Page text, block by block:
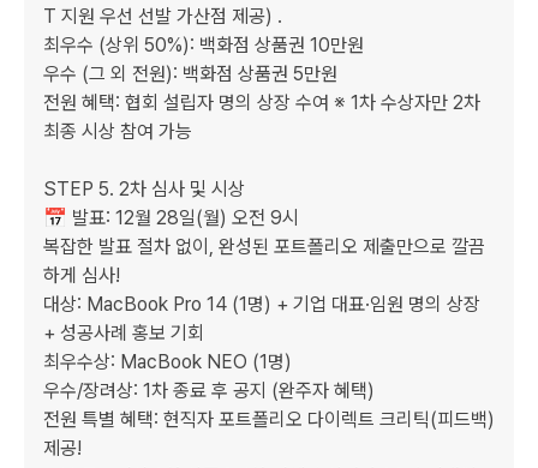
T 지원 우선 선발 가산점 제공) .
최우수 (상위 50%): 백화점 상품권 10만원
우수 (그 외 전원): 백화점 상품권 5만원
전원 혜택: 협회 설립자 명의 상장 수여 ※ 1차 수상자만 2차
최종 시상 참여 가능
STEP 5. 2차 심사 및 시상
📅 발표: 12월 28일(월) 오전 9시
복잡한 발표 절차 없이, 완성된 포트폴리오 제출만으로 깔끔
하게 심사!
대상: MacBook Pro 14 (1명) + 기업 대표·임원 명의 상장
+ 성공사례 홍보 기회
최우수상: MacBook NEO (1명)
우수/장려상: 1차 종료 후 공지 (완주자 혜택)
전원 특별 혜택: 현직자 포트폴리오 다이렉트 크리틱(피드백)
제공!